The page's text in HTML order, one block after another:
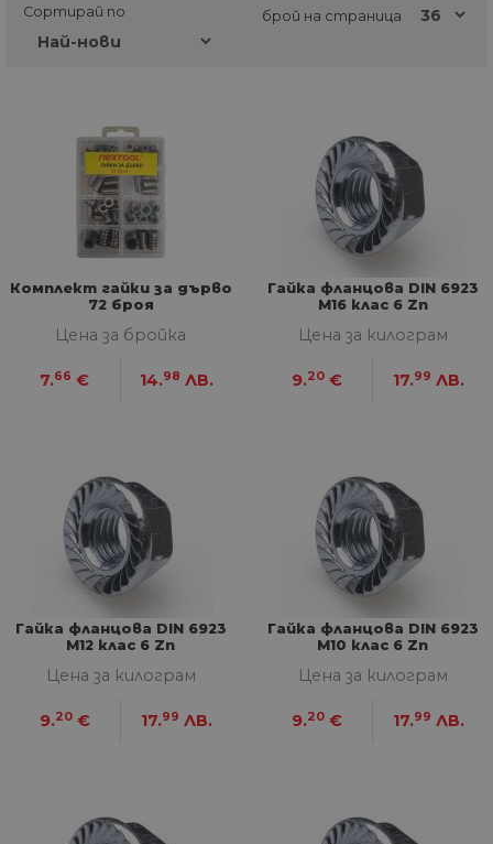
Сортирай по брой на страница
Комплект гайки за дърво
72 броя
Цена за бройка
7.66 € 14.98 ЛВ.
Гайка фланцова DIN 6923
M16 клас 6 Zn
Цена за килограм
9.20 € 17.99 ЛВ.
Гайка фланцова DIN 6923
M12 клас 6 Zn
Цена за килограм
9.20 € 17.99 ЛВ.
Гайка фланцова DIN 6923
M10 клас 6 Zn
Цена за килограм
9.20 € 17.99 ЛВ.